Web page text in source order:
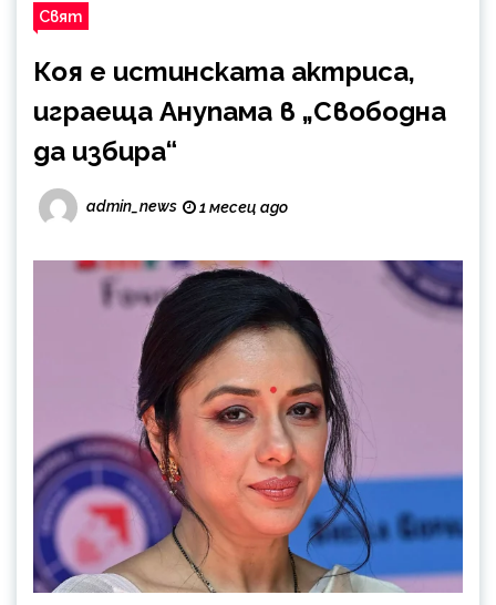
Свят
Коя е истинската актриса,
играеща Анупама в „Свободна
да избира“
admin_news 1 месец ago